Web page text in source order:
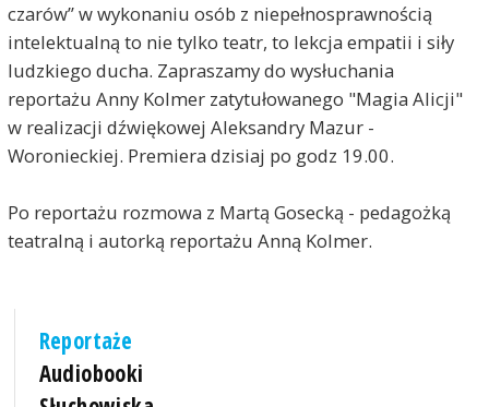
czarów” w wykonaniu osób z niepełnosprawnością
intelektualną to nie tylko teatr, to lekcja empatii i siły
ludzkiego ducha. Zapraszamy do wysłuchania
reportażu Anny Kolmer zatytułowanego "Magia Alicji"
w realizacji dźwiękowej Aleksandry Mazur -
Woronieckiej. Premiera dzisiaj po godz 19.00.
Po reportażu rozmowa z Martą Gosecką - pedagożką
teatralną i autorką reportażu Anną Kolmer.
Reportaże
Audiobooki